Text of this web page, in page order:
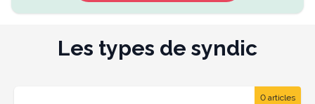
Les types de syndic
0 articles